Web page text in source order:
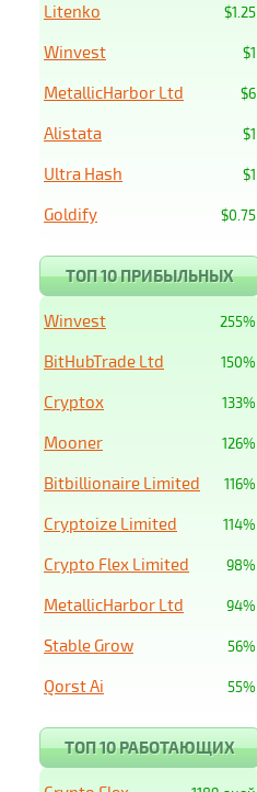
$1.25
Litenko
$1
Winvest
$6
MetallicHarbor Ltd
$1
Alistata
$1
Ultra Hash
$0.75
Goldify
ТОП 10 ПРИБЫЛЬНЫХ
255%
Winvest
150%
BitHubTrade Ltd
133%
Cryptox
126%
Mooner
116%
Bitbillionaire Limited
114%
Cryptoize Limited
98%
Crypto Flex Limited
94%
MetallicHarbor Ltd
56%
Stable Grow
55%
Qorst Ai
ТОП 10 РАБОТАЮЩИХ